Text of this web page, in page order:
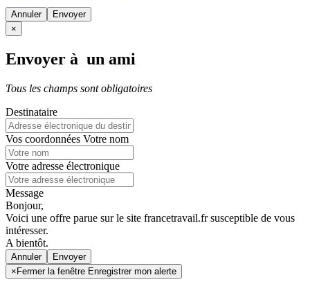
Annuler
×
Envoyer à un ami
Tous les champs sont obligatoires
Destinataire
Vos coordonnées Votre nom
Votre adresse électronique
Message
Bonjour,
Voici une offre parue sur le site francetravail.fr susceptible de vous
intéresser.
A bientôt.
Annuler
× Fermer la fenêtre Enregistrer mon alerte